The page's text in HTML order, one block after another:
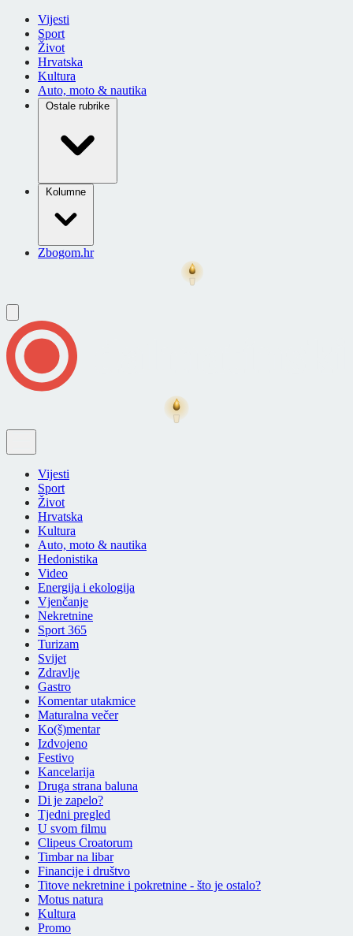
Vijesti
Sport
Život
Hrvatska
Kultura
Auto, moto & nautika
Ostale rubrike
Kolumne
Zbogom.hr
Vijesti
Sport
Život
Hrvatska
Kultura
Auto, moto & nautika
Hedonistika
Video
Energija i ekologija
Vjenčanje
Nekretnine
Sport 365
Turizam
Svijet
Zdravlje
Gastro
Komentar utakmice
Maturalna večer
Ko(š)mentar
Izdvojeno
Festivo
Kancelarija
Druga strana baluna
Di je zapelo?
Tjedni pregled
U svom filmu
Clipeus Croatorum
Timbar na libar
Financije i društvo
Titove nekretnine i pokretnine - što je ostalo?
Motus natura
Kultura
Promo